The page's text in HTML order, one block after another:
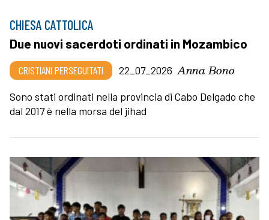
CHIESA CATTOLICA
Due nuovi sacerdoti ordinati in Mozambico
CRISTIANI PERSEGUITATI 22_07_2026 Anna Bono
Sono stati ordinati nella provincia di Cabo Delgado che
dal 2017 è nella morsa del jihad